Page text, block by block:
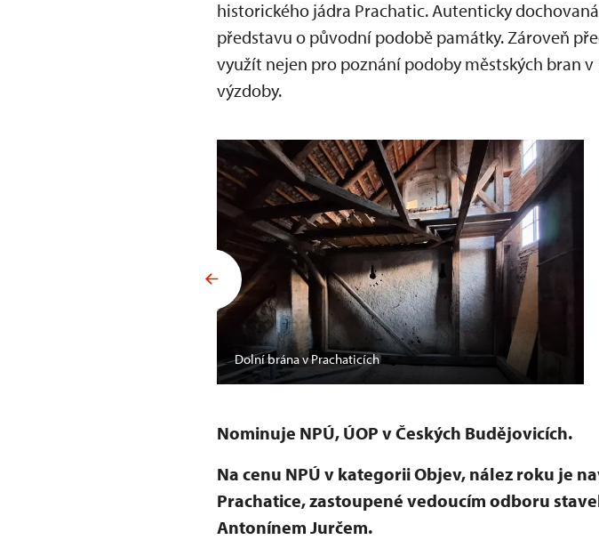
historického jádra Prachatic. Autenticky
představu o původní podobě památky. Zároveň
využít nejen pro poznání podoby městských bran
výzdoby.
Dolní brána v Prachaticích
Nominuje NPÚ, ÚOP v Českých Budějovicích.
Na cenu NPÚ v kategorii Objev, nález roku je
Prachatice, zastoupené vedoucím odboru
Antonínem Jurčem.